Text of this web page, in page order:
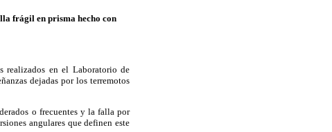
frágil en prisma hecho con
realizados en el Laboratorio de
dejadas por los terremotos
o frecuentes y la falla por
angulares que definen este